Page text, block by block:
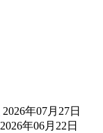
2026年07月27日
2026年06月22日